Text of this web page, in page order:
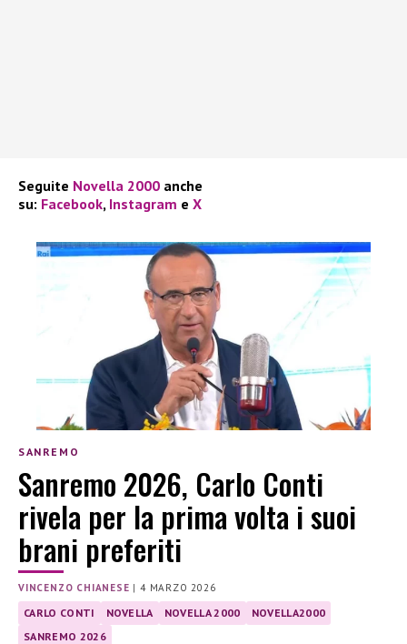
Seguite Novella 2000 anche
su: Facebook, Instagram e X
SANREMO
Sanremo 2026, Carlo Conti
rivela per la prima volta i suoi
brani preferiti
VINCENZO CHIANESE |4 MARZO 2026
CARLO CONTI NOVELLA NOVELLA 2000
NOVELLA2000
SANREMO 2026